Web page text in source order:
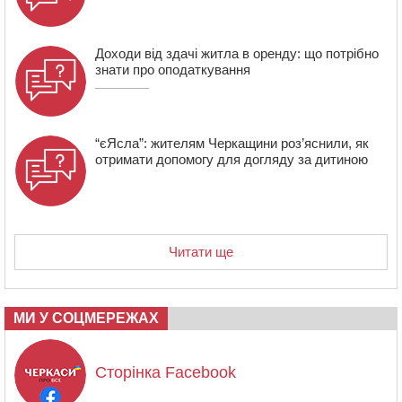
розмітку біля навчальних закладів (ФОТОФАКТ)
Доходи від здачі житла в оренду: що потрібно
знати про оподаткування
“єЯсла”: жителям Черкащини роз’яснили, як
отримати допомогу для догляду за дитиною
Читати ще
МИ У СОЦМЕРЕЖАХ
Сторінка Facebook